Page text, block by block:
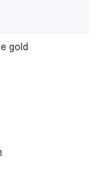
gold